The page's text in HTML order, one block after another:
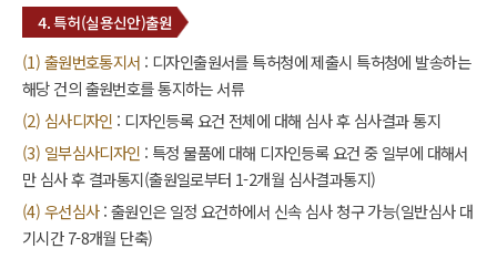
4. 특허(실용신안)출원
(1) 출원번호통지서 : 디자인출원서를 특허청에 제출시 특허청에 발송하는
해당 건의 출원번호를 통지하는 서류
(2) 심사디자인 : 디자인등록 요건 전체에 대해 심사 후 심사결과 통지
(3) 일부심사디자인 : 특정 물품에 대해 디자인등록 요건 중 일부에 대해서
만 심사 후 결과통지(출원일로부터 1-2개월 심사결과통지)
(4) 우선심사: 출원인은 일정 요건하에서 신속 심사 청구 가능(일반심사 대
기시간 7-8개월 단축)